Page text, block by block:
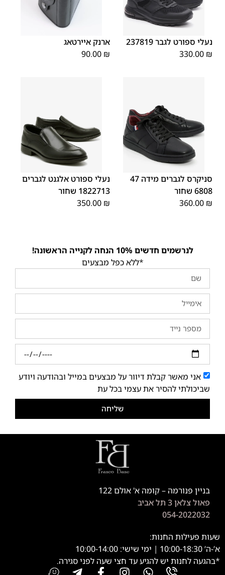
40
41
42
43
נעלי ספורט לגבר 237819
330.00 ₪
ארנק איירטאג
90.00 ₪
סניקרס לגברים מידה 47
6808 שחור
360.00 ₪
43
44
40
41
45
נעלי ספורט אלגנט לגברים
1822713 שחור
350.00 ₪
לנרשמים חדשים 10% הנחה לקנייה הראשונה!
*ללא כפל מבצעים
אני מאשר קבלת דיוור על מבצעים במייל ובהודעה ויודע
שביכולתי להסיר את עצמי בכל עת
שליחה
בניין פנורמה – קומה א' אולם 122
פאול צלאן 3 תל אביב
054-2022032
שעות פעילות החנות:
א’-ה’ 10:00-18:30 | ימי שישי: 10:00-14:00
*בהגעה לחנות יש להגיע עד חצי שעה לפני סגירה.